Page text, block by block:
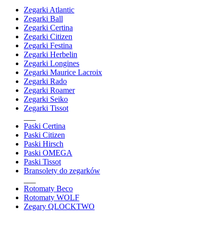
Zegarki Atlantic
Zegarki Ball
Zegarki Certina
Zegarki Citizen
Zegarki Festina
Zegarki Herbelin
Zegarki Longines
Zegarki Maurice Lacroix
Zegarki Rado
Zegarki Roamer
Zegarki Seiko
Zegarki Tissot
Paski Certina
Paski Citizen
Paski Hirsch
Paski OMEGA
Paski Tissot
Bransolety do zegarków
Rotomaty Beco
Rotomaty WOLF
Zegary QLOCKTWO